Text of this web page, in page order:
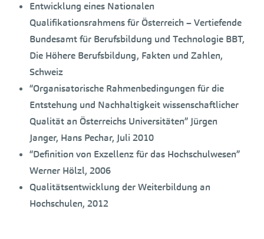
Entwicklung eines Nationalen
Qualifikationsrahmens für Österreich – Vertiefende
Bundesamt für Berufsbildung und Technologie BBT,
Die Höhere Berufsbildung, Fakten und Zahlen,
Schweiz
“Organisatorische Rahmenbedingungen für die
Entstehung und Nachhaltigkeit wissenschaftlicher
Qualität an Österreichs Universitäten” Jürgen
Janger, Hans Pechar, Juli 2010
“Definition von Exzellenz für das Hochschulwesen”
Werner Hölzl, 2006
Qualitätsentwicklung der Weiterbildung an
Hochschulen, 2012